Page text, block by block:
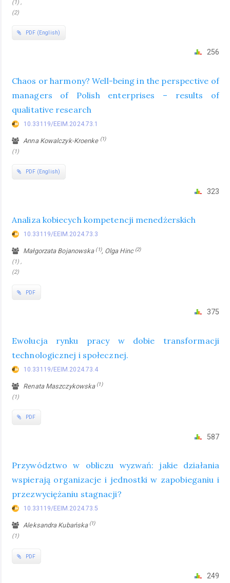
(1) ,
(2)
PDF (English)
256
Chaos or harmony? Well-being in the perspective of
managers of Polish enterprises – results of
qualitative research
10.33119/EEIM.2024.73.1
Anna Kowalczyk-Kroenke (1)
(1)
PDF (English)
323
Analiza kobiecych kompetencji menedżerskich
10.33119/EEIM.2024.73.3
Małgorzata Bojanowska (1), Olga Hinc (2)
(1) ,
(2)
PDF
375
Ewolucja rynku pracy w dobie transformacji
technologicznej i społecznej.
10.33119/EEIM.2024.73.4
Renata Maszczykowska (1)
(1)
PDF
587
Przywództwo w obliczu wyzwań: jakie działania
wspierają organizacje i jednostki w zapobieganiu i
przezwyciężaniu stagnacji?
10.33119/EEIM.2024.73.5
Aleksandra Kubańska (1)
(1)
PDF
249